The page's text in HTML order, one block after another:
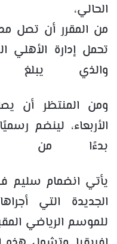
الحالي،
من المقرر أن تصل
تحمل إدارة الأهلي
والذي يبلغ 800 ألف
ومن المنتظر أن
الأربعاء، لينضم
بدءًا من
يأتي انضمام سليم
الجديدة التي
للموسم الرياضي